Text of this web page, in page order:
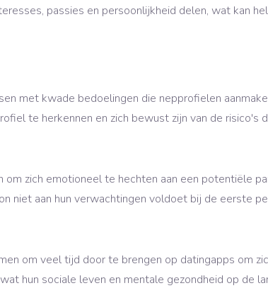
passies en persoonlijkheid delen, wat kan
met kwade bedoelingen die nepprofielen
te herkennen en zich bewust zijn van de risico's
om zich emotioneel te hechten aan een potentiële
niet aan hun verwachtingen voldoet bij de eerste
om veel tijd door te brengen op datingapps om
hun sociale leven en mentale gezondheid op de